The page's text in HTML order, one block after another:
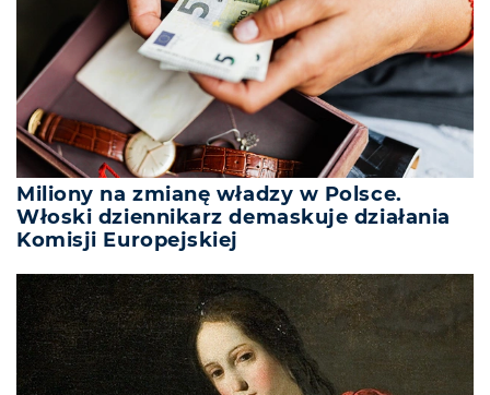
Miliony na zmianę władzy w Polsce.
Włoski dziennikarz demaskuje działania
Komisji Europejskiej